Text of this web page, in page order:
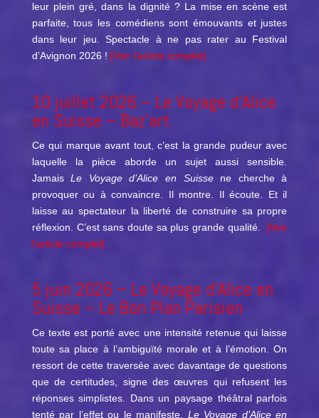
leur plein gré, dans la dignité ? La mise en scène est
parfaite, tous les comédiens sont émouvants et justes
dans leur jeu. Spectacle à ne pas rater au Festival
d’Avignon 2026 ! [Voir l’article complet]
10 juillet 2026 – Le Voyage d’Alice
en Suisse – Baz’art
Ce qui marque avant tout, c’est la grande pudeur avec
laquelle la pièce aborde un sujet aussi sensible.
JamaisLe Voyage d’Alice en Suissene cherche à
provoquer ou à convaincre. Il montre. Il écoute. Et il
laisse au spectateur la liberté de construire sa propre
réflexion. C’est sans doute sa plus grande qualité.
[Voir
l’article complet]
5 juin 2026 – Le Voyage d’Alice en
Suisse – Le Bon Plan Parisien
Ce texte est porté avec une intensité retenue qui laisse
toute sa place à l’ambiguïté morale et à l’émotion. On
ressort de cette traversée avec davantage de questions
que de certitudes, signe des œuvres qui refusent les
réponses simplistes. Dans un paysage théâtral parfois
tenté par l’effet ou le manifeste, Le Voyage d’Alice en